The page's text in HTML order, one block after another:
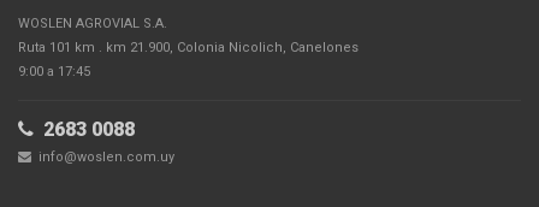
WOSLEN AGROVIAL S.A.
Ruta 101 km . km 21.900, Colonia Nicolich, Canelones
9:00 a 17:45
2683 0088
info@woslen.com.uy